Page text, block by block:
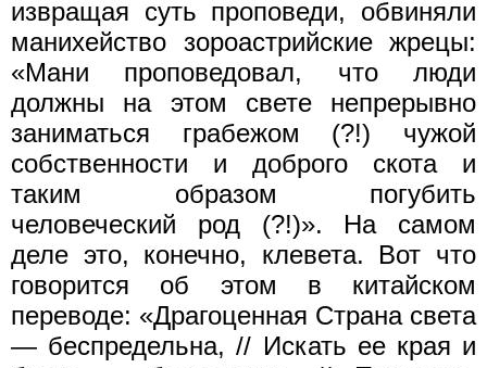
извращая суть проповеди, обвиняли
манихейство зороастрийские жрецы:
«Мани проповедовал, что люди
должны на этом свете непрерывно
заниматься грабежом (?!) чужой
собственности и доброго скота и
таким образом погубить
человеческий род (?!)». На самом
деле это, конечно, клевета. Вот что
говорится об этом в китайском
переводе: «Драгоценная Страна света
— беспредельна, // Искать ее края и